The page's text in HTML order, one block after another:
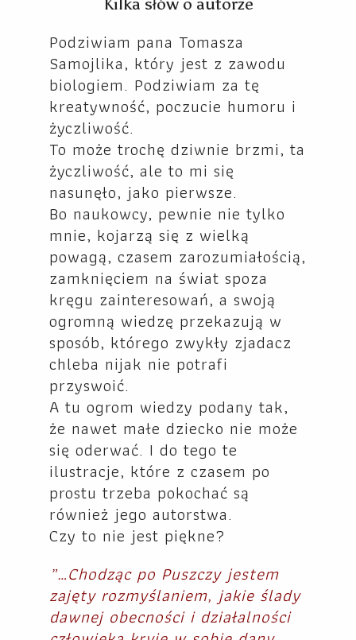
Podziwiam pana Tomasza
Samojlika, który jest z zawodu
biologiem. Podziwiam za tę
kreatywność, poczucie humoru i
życzliwość.
To może trochę dziwnie brzmi, ta
życzliwość, ale to mi się
nasunęło, jako pierwsze.
Bo naukowcy, pewnie nie tylko
mnie, kojarzą się z wielką
powagą, czasem zarozumiałością,
zamknięciem na świat spoza
kręgu zainteresowań, a swoją
ogromną wiedzę przekazują w
sposób, którego zwykły zjadacz
chleba nijak nie potrafi
przyswoić.
A tu ogrom wiedzy podany tak,
że nawet małe dziecko nie może
się oderwać. I do tego te
ilustracje, które z czasem po
prostu trzeba pokochać są
również jego autorstwa.
Czy to nie jest piękne?
„…Chodząc po Puszczy jestem
zajęty rozmyślaniem, jakie ślady
dawnej obecności i działalności